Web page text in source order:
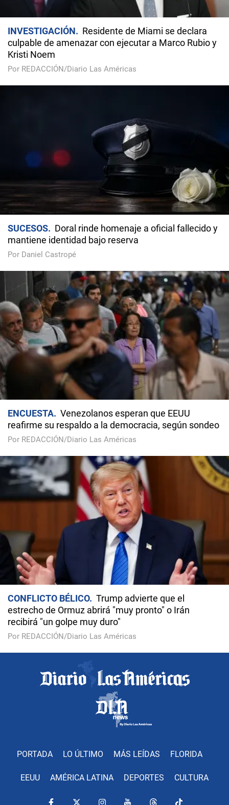
INVESTIGACIÓN
Residente de Miami se declara
culpable de amenazar con ejecutar a Marco Rubio y
Kristi Noem
Por REDACCIÓN/Diario Las Américas
SUCESOS
Doral rinde homenaje a oficial fallecido y
mantiene identidad bajo reserva
Por Daniel Castropé
ENCUESTA
Venezolanos esperan que EEUU
reafirme su respaldo a la democracia, según sondeo
Por REDACCIÓN/Diario Las Américas
CONFLICTO BÉLICO
Trump advierte que el
estrecho de Ormuz abrirá "muy pronto" o Irán
recibirá "un golpe muy duro"
Por REDACCIÓN/Diario Las Américas
PORTADA LO ÚLTIMO MÁS LEÍDAS FLORIDA
EEUU AMÉRICA LATINA DEPORTES CULTURA